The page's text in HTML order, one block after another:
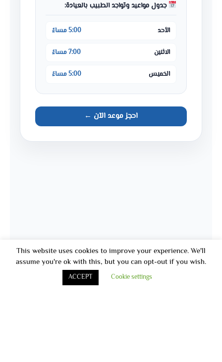
جدول مواعيد وتواجد الطبيب بالعيادة:
الأحد 5:00 مساءً
الاثنين 7:00 مساءً
الخميس 5:00 مساءً
احجز موعد الآن ←
This website uses cookies to improve your experience. We'll
assume you're ok with this, but you can opt-out if you wish.
Cookie settings
ACCEPT